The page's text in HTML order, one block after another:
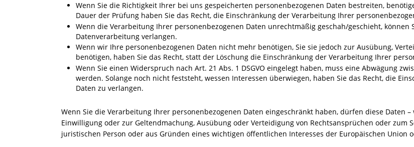
Wenn Sie die Richtigkeit Ihrer bei uns gespeicherten personenbezogenen Daten bestreiten,
Dauer der Prüfung haben Sie das Recht, die Einschränkung der Verarbeitung Ihrer
Wenn die Verarbeitung Ihrer personenbezogenen Daten unrechtmäßig geschah/geschieht, können
Datenverarbeitung verlangen.
Wenn wir Ihre personenbezogenen Daten nicht mehr benötigen, Sie sie jedoch zur Ausübung,
benötigen, haben Sie das Recht, statt der Löschung die Einschränkung der Verarbeitung Ihrer
Wenn Sie einen Widerspruch nach Art. 21 Abs. 1 DSGVO eingelegt haben, muss eine Abwägung
werden. Solange noch nicht feststeht, wessen Interessen überwiegen, haben Sie das Recht, die
Daten zu verlangen.
Wenn Sie die Verarbeitung Ihrer personenbezogenen Daten eingeschränkt haben, dürfen diese Daten
Einwilligung oder zur Geltendmachung, Ausübung oder Verteidigung von Rechtsansprüchen oder zum
juristischen Person oder aus Gründen eines wichtigen öffentlichen Interesses der Europäischen Union